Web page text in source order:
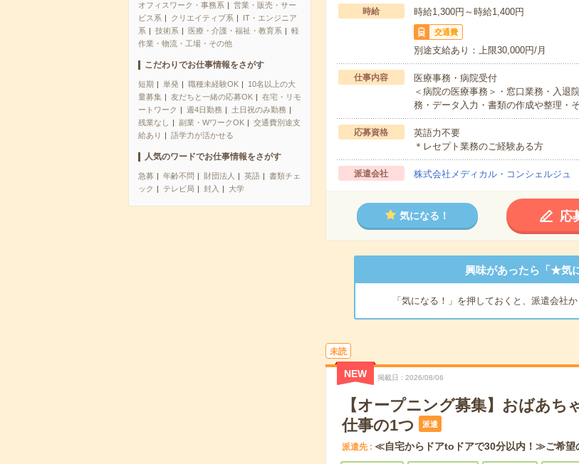
オフィスワーク・事務系
営業・販売・サー
ビス系
クリエイティブ系
IT・エンジニア
系
技術系 医療・介護・福祉・教育系
軽
作業・物流・工場・その他
こだわりでお仕事情報をさがす
短期 単発 職種未経験OK
10名以上の大
量募集
友だちと一緒の応募OK
在宅・リモ
ートワーク
週4日勤務
土日祝のみ勤務
残業なし
副業・WワークOK
交通費別途支
給あり
語学力が活かせる
人気のワードでお仕事情報をさがす
急募 年齢不問 財団法人 英語
書類チェ
ック
テレビ局 封入 大学
時給 時給1,300円～時給1,400円
交通費
別途支給あり：上限30,000円/月
仕事内容
医療事務・病院受付
＜病院の医療事務＞・窓口業務・入退
務・データ入力・書類の作成や整理・
応募資格
英語力不要
＊レセプト業務のご経験ある方
派遣会社 株式会社メディカル・コンシェルジュ
気になる！ 応
興味があったら「★気
「気になる！」を押しておくと、派遣会社か
未読
NEW 掲載日 2026/08/06
【オープニング募集】おばあち
仕事の1つ
派遣
派遣先 ≪自宅からドアtoドアで30分以内！≫ご希望